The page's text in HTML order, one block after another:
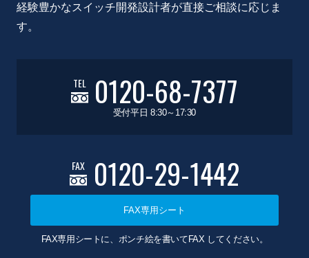
経験豊かなスイッチ開発設計者が直接ご相談に応じま
す。
TEL 0120-68-7377
受付平日 8:30～17:30
FAX 0120-29-1442
FAX専用シート
FAX専用シートに、ポンチ絵を書いてFAX してください。